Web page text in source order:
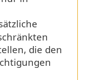
die den